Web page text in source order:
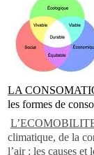
LA
les formes de
climatique, de la
l’air : les causes et